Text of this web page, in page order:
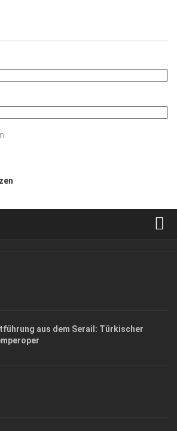
aus dem Serail: Türkischer